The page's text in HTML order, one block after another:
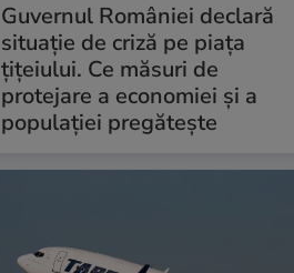
Guvernul României declară
situație de criză pe piața
țițeiului. Ce măsuri de
protejare a economiei și a
populației pregătește